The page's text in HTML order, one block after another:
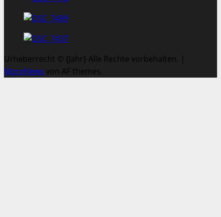
Urheberrecht © {Jahr} Alle Rechte vorbehalten. |
MoreNews von AF themes.